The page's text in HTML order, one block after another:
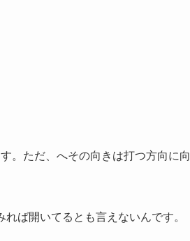
。ただ、へその向きは打つ方向に向
ば開いてるとも言えないんです。